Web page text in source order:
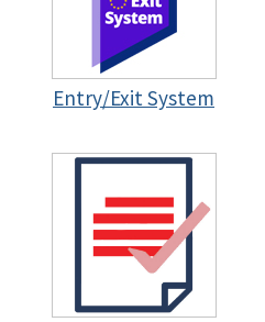
Entry/Exit System